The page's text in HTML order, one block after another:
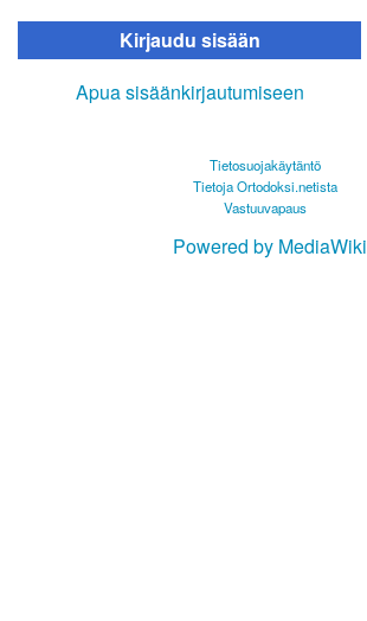
Kirjaudu sisään
Apua sisäänkirjautumiseen
Tietosuojakäytäntö
Tietoja Ortodoksi.netista
Vastuuvapaus
Powered by MediaWiki